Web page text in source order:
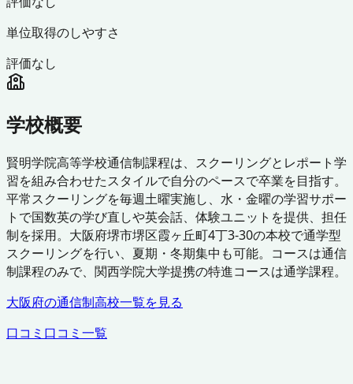
単位取得のしやすさ
評価なし
学校概要
賢明学院高等学校通信制課程は、スクーリングとレポート学
習を組み合わせたスタイルで自分のペースで卒業を目指す。
平常スクーリングを毎週土曜実施し、水・金曜の学習サポー
トで国数英の学び直しや英会話、体験ユニットを提供、担任
制を採用。大阪府堺市堺区霞ヶ丘町4丁3-30の本校で通学型
スクーリングを行い、夏期・冬期集中も可能。コースは通信
制課程のみで、関西学院大学提携の特進コースは通学課程。
大阪府の通信制高校一覧を見る
口コミ 口コミ一覧